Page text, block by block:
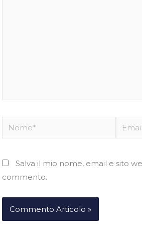
Nome* Email*
Salva il mio nome, email e sito
commento.